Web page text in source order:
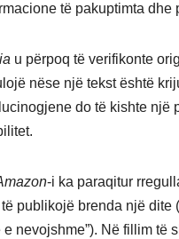
të pakuptimta dhe
u përpoq të verifikonte
nëse një tekst është
do të kishte një
-i ka paraqitur
publikojë brenda një
e nevojshme”). Në fillim